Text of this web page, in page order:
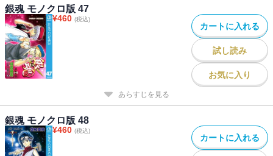
銀魂 モノクロ版 47
¥460 (税込)
カートに入れる
試し読み
お気に入り
あらすじを見る
銀魂 モノクロ版 48
¥460 (税込)
カートに入れる